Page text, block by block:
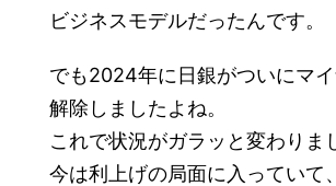
ビジネスモデルだったんです。
でも2024年に日銀がついにマ
解除しましたよね。
これで状況がガラッと変わりま
今は利上げの局面に入っていて